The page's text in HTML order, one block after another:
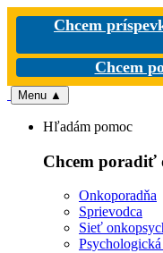
Chcem
Chcem
Menu ▲
Hľadám pomoc
Chcem poradiť
Onkoporadňa
Sprievodca
Sieť